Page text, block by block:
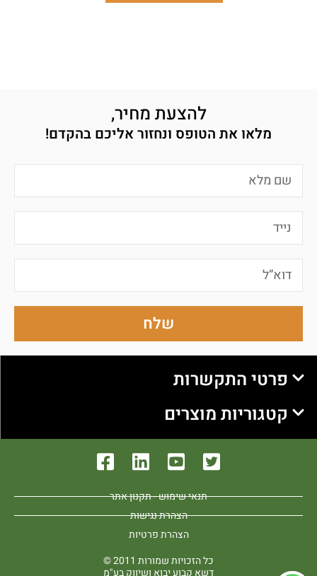
להצעת מחיר,
מלאו את הטופס ונחזור אליכם בהקדם!
שלח
פרטי התקשרות
קטגוריות מוצרים
תנאי שימוש - תקנון אתר
הצהרת נגישות
הצהרת פרטיות
כל הזכויות שמורות 2011 ©